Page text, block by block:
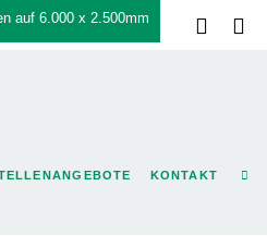
auf 6.000 x 2.500mm
KONTAKT